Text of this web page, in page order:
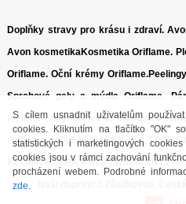
S cílem usnadnit uživatelům
cookies. Kliknutím na tlačítko "OK"
statistických i marketingových
cookies jsou v rámci zachování
procházení webem. Podrobné
zde.
Doplňky stravy pro krásu i zdraví.
Avon kosmetikaKosmetika Oriflame.
Oriflame. Oční krémy Oriflame.
Sprchové gely a mýdla Oriflame.
toaletní vody Oriflame. Vlasová
Oriflame. HOLENÍ MASKY TEA TREE
KELÍMKY SÉRA ANTIPERSPIRANTY